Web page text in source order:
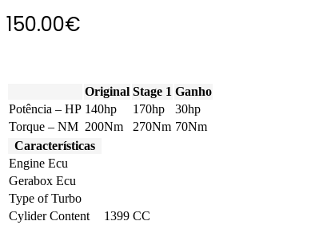
150.00€
Original Stage 1 Ganho
Potência – HP 140hp 170hp
30hp
Torque – NM 200Nm 270Nm 70Nm
Características
Engine Ecu
Gerabox Ecu
Type of Turbo
Cylider Content
1399 CC